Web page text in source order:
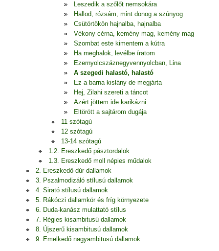
Leszedik a szőlőt nemsokára
Hallod, rózsám, mint donog a szúnyog
Csütörtökön hajnalba, hajnalba
Vékony cérna, kemény mag, kemény mag
Szombat este kimentem a kútra
Ha meghalok, levélbe íratom
Ezernyolcszáznegyvennyolcban, Lina
A szegedi halastó, halastó
Ez a barna kislány de megjárta
Hej, Zilahi szereti a táncot
Azért jöttem ide karikázni
Eltörött a sajtárom dugája
11 szótagú
12 szótagú
13-14 szótagú
1.2. Ereszkedő pásztordalok
1.3. Ereszkedő moll népies műdalok
2. Ereszkedő dúr dallamok
3. Pszalmodizáló stílusú dallamok
4. Sirató stílusú dallamok
5. Rákóczi dallamkör és fríg környezete
6. Duda-kanász mulattató stílus
7. Régies kisambitusú dallamok
8. Újszerű kisambitusú dallamok
9. Emelkedő nagyambitusú dallamok